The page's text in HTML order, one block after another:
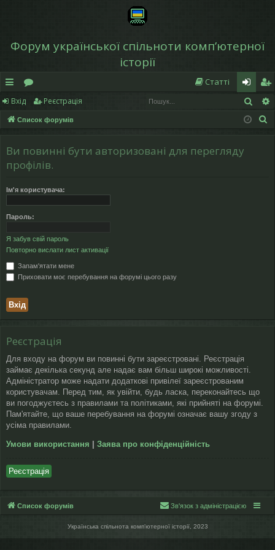
Форум української спільноти компʼютерної
історії
в
и
и
д
ту
п
о
ру
и
Статті
хі
д
еє
ст
Вхід Реєстрація
Список форумів
Ви повинні бути авторизовані для перегляду
профілів.
Ім'я користувача:
Пароль:
Я забув свій пароль
Повторно вислати лист активації
Запам'ятати мене
Приховати моє перебування на форумі цього разу
Реєстрація
Для входу на форум ви повинні бути зареєстровані. Реєстрація
займає декілька секунд але надає вам більш широкі можливості.
Адміністратор може надати додаткові привілеї зареєстрованим
користувачам. Перед тим, як увійти, будь ласка, переконайтесь що
ви погоджуєтесь з правилами та політиками, які прийняті на форумі.
Пам'ятайте, що ваше перебування на форумі означає вашу згоду з
усіма правилами.
Умови використання Заява про конфіденційність
Реєстрація
Список форумів Зв'язок з адміністрацією
Українська спільнота компʼютерної історії, 2023